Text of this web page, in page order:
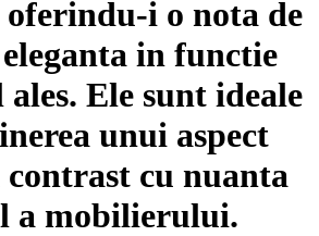
oferindu-i o nota de
eleganta in functie
Ele sunt ideale
unui aspect
contrast cu nuanta
a mobilierului.